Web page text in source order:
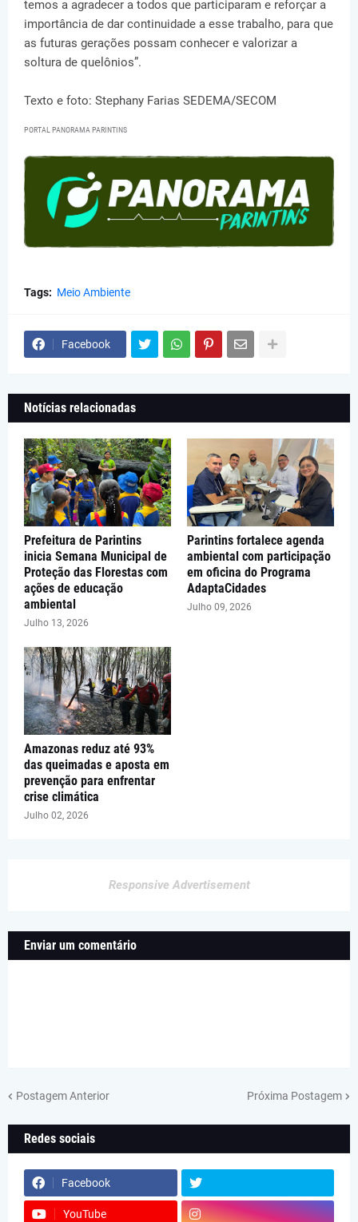
temos a agradecer a todos que participaram e reforçar a
importância de dar continuidade a esse trabalho, para que
as futuras gerações possam conhecer e valorizar a
soltura de quelônios”.
Texto e foto: Stephany Farias SEDEMA/SECOM
PORTAL PANORAMA PARINTINS
Tags: Meio Ambiente
Facebook
Notícias relacionadas
Prefeitura de Parintins
inicia Semana Municipal de
Proteção das Florestas com
ações de educação
ambiental
Julho 13, 2026
Parintins fortalece agenda
ambiental com participação
em oficina do Programa
AdaptaCidades
Julho 09, 2026
Amazonas reduz até 93%
das queimadas e aposta em
prevenção para enfrentar
crise climática
Julho 02, 2026
Responsive Advertisement
Enviar um comentário
Postagem Anterior Próxima Postagem
Redes sociais
Facebook
YouTube